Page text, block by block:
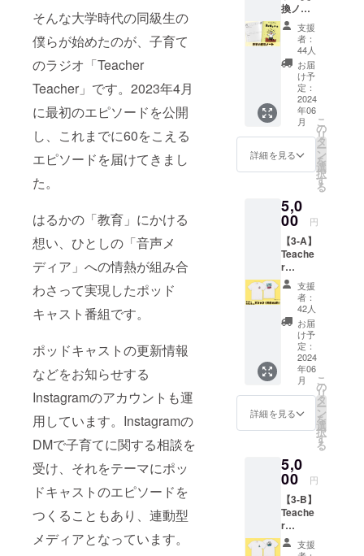
そんな大学時代の同級生の
僕らが始めたのが、子育て
のラジオ「Teacher
Teacher」です。2023年4月
に最初のエピソードを公開
し、これまでに60をこえる
エピソードを届けてきまし
た。
はるかの「教育」にかける
想い、ひとしの「音声メ
ディア」への情熱が組み合
わさって実現したポッド
キャスト番組です。
ポッドキャストの更新情報
などをお知らせする
Instagramのアカウントも運
用しています。Instagramの
DMで子育てに関する相談を
受け、それをテーマにポッ
ドキャストのエピソードを
つくることもあり、連動型
メディアとなっています。
ドキャ
スト音
源は、
ご入力
いただ
いた
メール
アドレ
スへ添
付して
送信い
たしま
法：文
字のみ
（掲載
を希望
される
お名前
をご記
入くだ
さい）
・感謝
のメッ
セージ
ト音源
※感謝の
メッ
セージ
と限定
のポッ
ドキャ
スト音
源は、
ご入力
いただ
いた
メール
アドレ
スへ添
付して
送信い
換ノー
ト リ
ターン
内容 ・
親子の
交換
ノート
・Web
サイト
に名前
記載
掲
載期
間：令
４月１
４日か
ら事業
が存続
する限
り掲載
掲
載方
法：文
字のみ
（掲載
を希望
される
お名前
をご記
入くだ
さい）
・限定
ポッド
キャス
ト音源
※感謝の
メッ
セージ
支援
者：
44人
お届
け予
定：
2024
年06
月
詳細を見る
こ
の
リ
タ
ー
ン
を
選
択
す
る
5,0
00 円
【3-A】
Teache
r
Teache
r グッズ
【子ど
もの見
方が変
わるT
シャツ
(創造す
力）】
リター
ン内容
・子ど
方が変
わるT
シャツ
(創造す
る力）
サ
イズ展
開：
支援
者：
42人
お届
け予
定：
2024
年06
月
詳細を見る
こ
の
リ
タ
ー
ン
を
選
択
す
る
5,0
00 円
【3-B】
Teache
r
Teache
r グッズ
支援